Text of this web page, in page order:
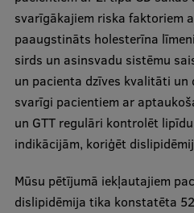
svarīgākajiem riska faktoriem
paaugstināts holesterīna
sirds un asinsvadu sistēmu
un pacienta dzīves kvalitāti un
svarīgi pacientiem ar
un GTT regulāri kontrolēt
indikācijām, koriģēt
Mūsu pētījumā iekļautajiem
dislipidēmija tika konstatēta